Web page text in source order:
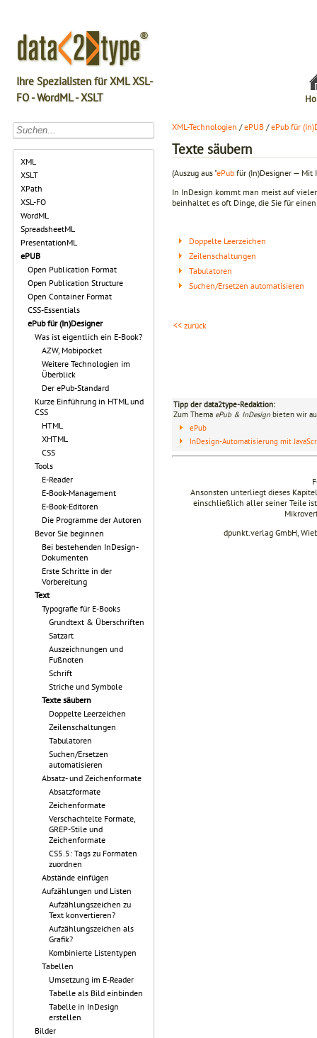
Ihre Spezialisten für XML XSL-
FO - WordML - XSLT
XML
XSLT
XPath
XSL-FO
WordML
SpreadsheetML
PresentationML
ePUB
Open Publication Format
Open Publication Structure
Open Container Format
CSS-Essentials
ePub für (In)Designer
Was ist eigentlich ein E-Book?
AZW, Mobipocket
Weitere Technologien im
Überblick
Der ePub-Standard
Kurze Einführung in HTML und
CSS
HTML
XHTML
CSS
Tools
E-Reader
E-Book-Management
E-Book-Editoren
Die Programme der Autoren
Bevor Sie beginnen
Bei bestehenden InDesign-
Dokumenten
Erste Schritte in der
Vorbereitung
Text
Typografie für E-Books
Grundtext & Überschriften
Satzart
Auszeichnungen und
Fußnoten
Schrift
Striche und Symbole
Texte säubern
Doppelte Leerzeichen
Zeilenschaltungen
Tabulatoren
Suchen/Ersetzen
automatisieren
Absatz- und Zeichenformate
Absatzformate
Zeichenformate
Verschachtelte Formate,
GREP-Stile und
Zeichenformate
CS5.5: Tags zu Formaten
zuordnen
Abstände einfügen
Aufzählungen und Listen
Aufzählungszeichen zu
Text konvertieren?
Aufzählungszeichen als
Grafik?
Kombinierte Listentypen
Tabellen
Umsetzung im E-Reader
Tabelle als Bild einbinden
Tabelle in InDesign
erstellen
Bilder
XML-Technologien /ePUB /ePub für
Texte säubern
(Auszug aus "ePub für (In)Designer — Mit
In InDesign kommt man meist auf
beinhaltet es oft Dinge, die Sie für
Doppelte Leerzeichen
Zeilenschaltungen
Tabulatoren
Suchen/Ersetzen automatisieren
<< zurück
Tipp der data2type-Redaktion:
Zum Thema ePub & InDesign bieten wir
ePub
InDesign-Automatisierung mit
Ansonsten unterliegt dieses
einschließlich aller seiner Teile
dpunkt.verlag GmbH,